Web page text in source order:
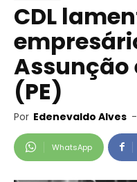
CDL
Assunção
(PE)
Por Edenevaldo Alves -
WhatsApp